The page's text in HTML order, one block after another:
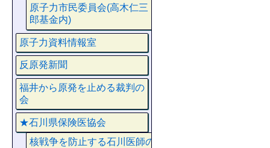
原子力市民委員会(高木仁三
郎基金内)
原子力資料情報室
反原発新聞
福井から原発を止める裁判の
会
★石川県保険医協会
核戦争を防止する石川医師の